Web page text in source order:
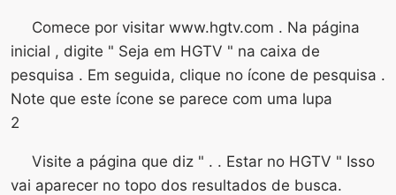
Comece por visitar www.hgtv.com . Na página
inicial , digite " Seja em HGTV " na caixa de
pesquisa . Em seguida, clique no ícone de pesquisa .
Note que este ícone se parece com uma lupa
2
Visite a página que diz " . . Estar no HGTV " Isso
vai aparecer no topo dos resultados de busca.